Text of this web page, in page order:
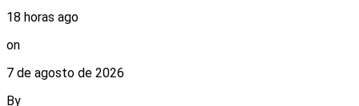
18 horas ago
on
7 de agosto de 2026
By